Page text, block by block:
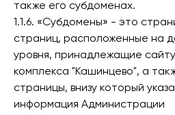
также его субдоменах.
1.1.6. «Субдомены» - это
страниц, расположенные на
уровня, принадлежащие
комплекса "Кашинцево", а
страницы, внизу который
информация Администрации